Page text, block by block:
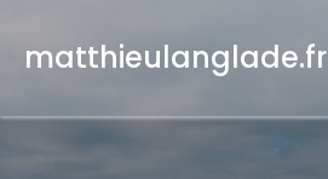
contenu
matthieulanglade.fr